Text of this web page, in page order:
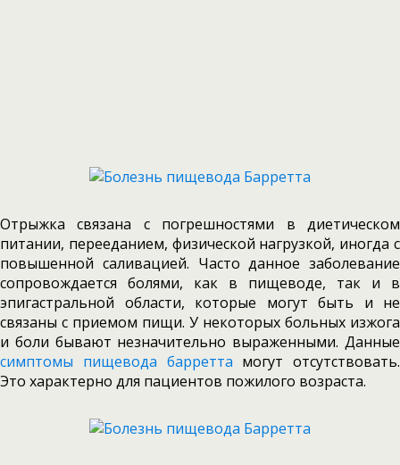
Отрыжка связана с погрешностями в диетическом
питании, перееданием, физической нагрузкой, иногда с
повышенной саливацией. Часто данное заболевание
сопровождается болями, как в пищеводе, так и в
эпигастральной области, которые могут быть и не
связаны с приемом пищи. У некоторых больных изжога
и боли бывают незначительно выраженными. Данные
симптомы пищевода барретта могут отсутствовать.
Это характерно для пациентов пожилого возраста.